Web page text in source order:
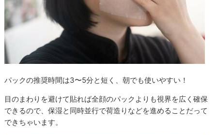
パックの推奨時間は3〜5分と短く、朝でも使いやすい！
目のまわりを避けて貼れば全顔のパックよりも視界を広く確保
できるので、保湿と同時並行で荷造りなどを進めることだって
できちゃいます。